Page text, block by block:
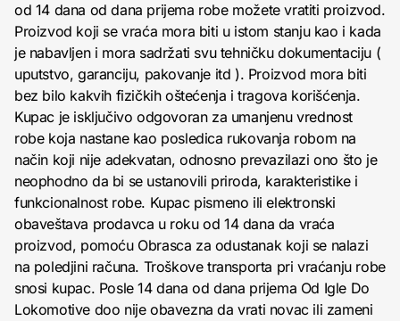
od 14 dana od dana prijema robe možete vratiti proizvod.
Proizvod koji se vraća mora biti u istom stanju kao i kada
je nabavljen i mora sadržati svu tehničku dokumentaciju (
uputstvo, garanciju, pakovanje itd ). Proizvod mora biti
bez bilo kakvih fizičkih oštećenja i tragova korišćenja.
Kupac je isključivo odgovoran za umanjenu vrednost
robe koja nastane kao posledica rukovanja robom na
način koji nije adekvatan, odnosno prevazilazi ono što je
neophodno da bi se ustanovili priroda, karakteristike i
funkcionalnost robe. Kupac pismeno ili elektronski
obaveštava prodavca u roku od 14 dana da vraća
proizvod, pomoću Obrasca za odustanak koji se nalazi
na poledjini računa. Troškove transporta pri vraćanju robe
snosi kupac. Posle 14 dana od dana prijema Od Igle Do
Lokomotive doo nije obavezna da vrati novac ili zameni